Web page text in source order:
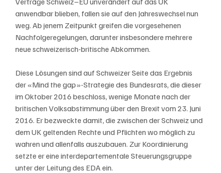
anwendbar blieben, fallen sie auf den Jahreswechsel nun
weg. Ab jenem Zeitpunkt greifen die vorgesehenen
Nachfolgeregelungen, darunter insbesondere mehrere
neue schweizerisch-britische Abkommen.
Diese Lösungen sind auf Schweizer Seite das Ergebnis
der «Mind the gap»-Strategie des Bundesrats, die dieser
im Oktober 2016 beschloss, wenige Monate nach der
britischen Volksabstimmung über den Brexit vom 23. Juni
2016. Er bezweckte damit, die zwischen der Schweiz und
dem UK geltenden Rechte und Pflichten wo möglich zu
wahren und allenfalls auszubauen. Zur Koordinierung
setzte er eine interdepartementale Steuerungsgruppe
unter der Leitung des EDA ein.